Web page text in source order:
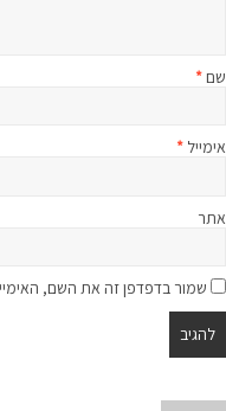
שם*
אימייל *
אתר
שמור בדפדפן זה את השם,